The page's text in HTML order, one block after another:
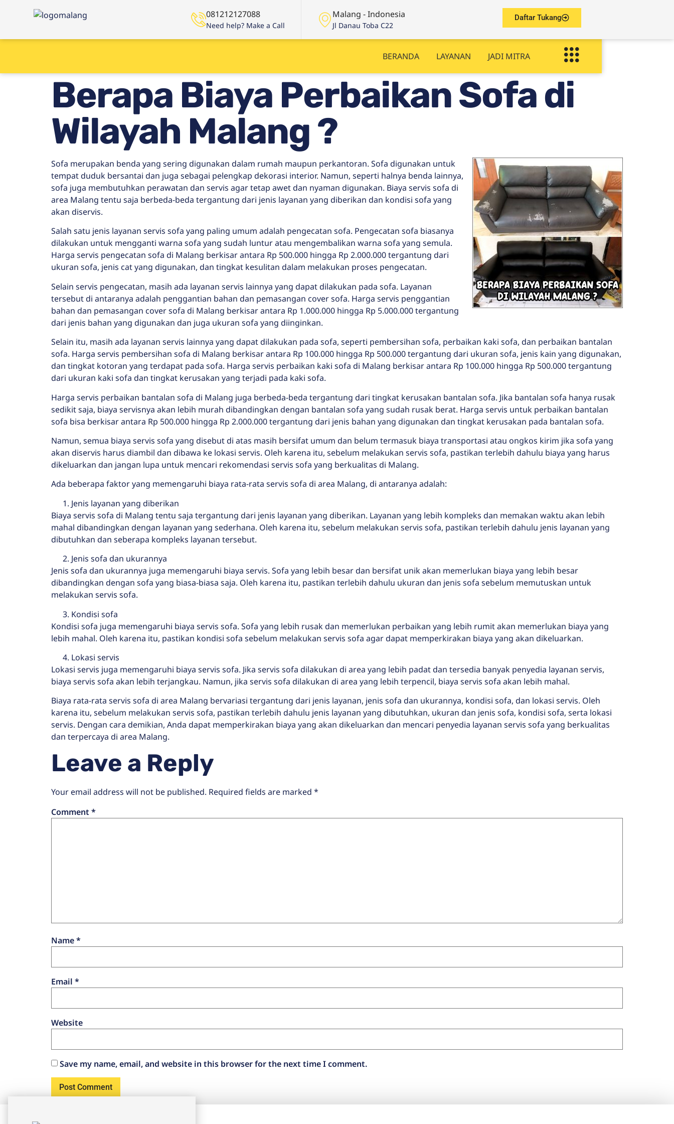
081212127088
Need help? Make a Call
Malang - Indonesia
Jl Danau Toba C22
Daftar Tukang
BERANDA LAYANAN JADI MITRA
Berapa Biaya Perbaikan Sofa di
Wilayah Malang ?
Sofa merupakan benda yang sering digunakan dalam rumah maupun perkantoran. Sofa digunakan untuk
tempat duduk bersantai dan juga sebagai pelengkap dekorasi interior. Namun, seperti halnya benda lainnya,
sofa juga membutuhkan perawatan dan servis agar tetap awet dan nyaman digunakan. Biaya servis sofa di
area Malang tentu saja berbeda-beda tergantung dari jenis layanan yang diberikan dan kondisi sofa yang
akan diservis.
Salah satu jenis layanan servis sofa yang paling umum adalah pengecatan sofa. Pengecatan sofa biasanya
dilakukan untuk mengganti warna sofa yang sudah luntur atau mengembalikan warna sofa yang semula.
Harga servis pengecatan sofa di Malang berkisar antara Rp 500.000 hingga Rp 2.000.000 tergantung dari
ukuran sofa, jenis cat yang digunakan, dan tingkat kesulitan dalam melakukan proses pengecatan.
Selain servis pengecatan, masih ada layanan servis lainnya yang dapat dilakukan pada sofa. Layanan
tersebut di antaranya adalah penggantian bahan dan pemasangan cover sofa. Harga servis penggantian
bahan dan pemasangan cover sofa di Malang berkisar antara Rp 1.000.000 hingga Rp 5.000.000 tergantung
dari jenis bahan yang digunakan dan juga ukuran sofa yang diinginkan.
Selain itu, masih ada layanan servis lainnya yang dapat dilakukan pada sofa, seperti pembersihan sofa, perbaikan kaki sofa, dan perbaikan bantalan
sofa. Harga servis pembersihan sofa di Malang berkisar antara Rp 100.000 hingga Rp 500.000 tergantung dari ukuran sofa, jenis kain yang digunakan,
dan tingkat kotoran yang terdapat pada sofa. Harga servis perbaikan kaki sofa di Malang berkisar antara Rp 100.000 hingga Rp 500.000 tergantung
dari ukuran kaki sofa dan tingkat kerusakan yang terjadi pada kaki sofa.
Harga servis perbaikan bantalan sofa di Malang juga berbeda-beda tergantung dari tingkat kerusakan bantalan sofa. Jika bantalan sofa hanya rusak
sedikit saja, biaya servisnya akan lebih murah dibandingkan dengan bantalan sofa yang sudah rusak berat. Harga servis untuk perbaikan bantalan
sofa bisa berkisar antara Rp 500.000 hingga Rp 2.000.000 tergantung dari jenis bahan yang digunakan dan tingkat kerusakan pada bantalan sofa.
Namun, semua biaya servis sofa yang disebut di atas masih bersifat umum dan belum termasuk biaya transportasi atau ongkos kirim jika sofa yang
akan diservis harus diambil dan dibawa ke lokasi servis. Oleh karena itu, sebelum melakukan servis sofa, pastikan terlebih dahulu biaya yang harus
dikeluarkan dan jangan lupa untuk mencari rekomendasi servis sofa yang berkualitas di Malang.
Ada beberapa faktor yang memengaruhi biaya rata-rata servis sofa di area Malang, di antaranya adalah:
Jenis layanan yang diberikan
Biaya servis sofa di Malang tentu saja tergantung dari jenis layanan yang diberikan. Layanan yang lebih kompleks dan memakan waktu akan lebih
mahal dibandingkan dengan layanan yang sederhana. Oleh karena itu, sebelum melakukan servis sofa, pastikan terlebih dahulu jenis layanan yang
dibutuhkan dan seberapa kompleks layanan tersebut.
Jenis sofa dan ukurannya
Jenis sofa dan ukurannya juga memengaruhi biaya servis. Sofa yang lebih besar dan bersifat unik akan memerlukan biaya yang lebih besar
dibandingkan dengan sofa yang biasa-biasa saja. Oleh karena itu, pastikan terlebih dahulu ukuran dan jenis sofa sebelum memutuskan untuk
melakukan servis sofa.
Kondisi sofa
Kondisi sofa juga memengaruhi biaya servis sofa. Sofa yang lebih rusak dan memerlukan perbaikan yang lebih rumit akan memerlukan biaya yang
lebih mahal. Oleh karena itu, pastikan kondisi sofa sebelum melakukan servis sofa agar dapat memperkirakan biaya yang akan dikeluarkan.
Lokasi servis
Lokasi servis juga memengaruhi biaya servis sofa. Jika servis sofa dilakukan di area yang lebih padat dan tersedia banyak penyedia layanan servis,
biaya servis sofa akan lebih terjangkau. Namun, jika servis sofa dilakukan di area yang lebih terpencil, biaya servis sofa akan lebih mahal.
Biaya rata-rata servis sofa di area Malang bervariasi tergantung dari jenis layanan, jenis sofa dan ukurannya, kondisi sofa, dan lokasi servis. Oleh
karena itu, sebelum melakukan servis sofa, pastikan terlebih dahulu jenis layanan yang dibutuhkan, ukuran dan jenis sofa, kondisi sofa, serta lokasi
servis. Dengan cara demikian, Anda dapat memperkirakan biaya yang akan dikeluarkan dan mencari penyedia layanan servis sofa yang berkualitas
dan terpercaya di area Malang.
Leave a Reply
Your email address will not be published. Required fields are marked *
Comment *
Name*
Email *
Website
Save my name, email, and website in this browser for the next time I comment.